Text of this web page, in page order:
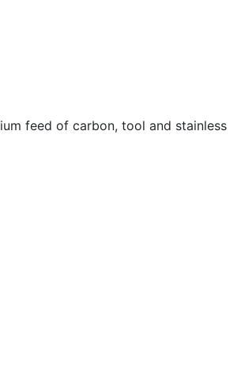
feed of carbon, tool and stainless